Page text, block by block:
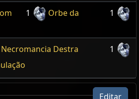
1
Orbe da
1
Destra
1
Editar